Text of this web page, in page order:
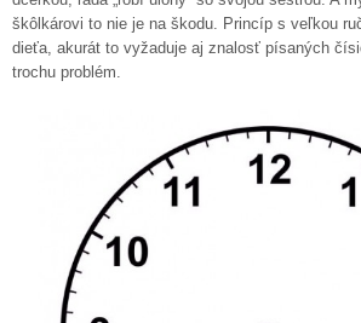
škôlkárovi to nie je na škodu. Princíp s veľkou
dieťa, akurát to vyžaduje aj znalosť písaných
trochu problém.